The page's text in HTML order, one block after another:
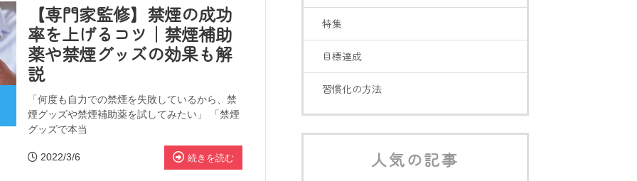
【専門家監修】禁煙の成功
率を上げるコツ｜禁煙補助
薬や禁煙グッズの効果も解
説
「何度も自力での禁煙を失敗しているから、禁
煙グッズや禁煙補助薬を試してみたい」 「禁煙
グッズで本当
2022/3/6 続きを読む
特集
目標達成
習慣化の方法
人気の記事